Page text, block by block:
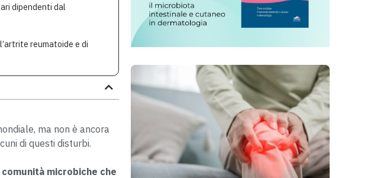
dipendenti dal
reumatoide e di
ma non è ancora
di questi disturbi.
microbiche che